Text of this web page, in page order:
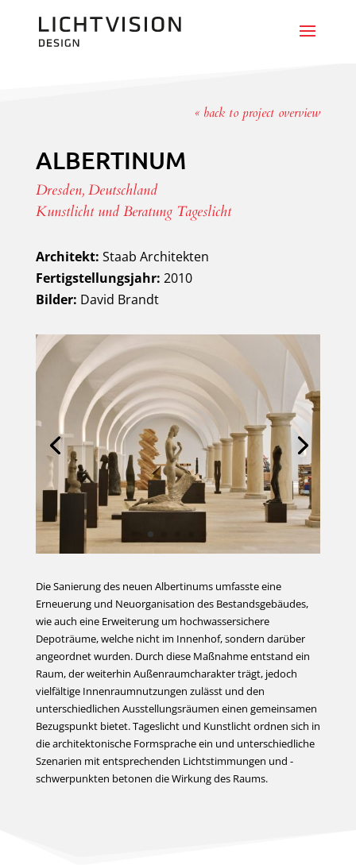
« back to project overview
ALBERTINUM
Dresden, Deutschland
Kunstlicht und Beratung Tageslicht
Architekt: Staab Architekten
Fertigstellungsjahr: 2010
Bilder: David Brandt
Die Sanierung des neuen Albertinums umfasste eine
Erneuerung und Neuorganisation des Bestandsgebäudes,
wie auch eine Erweiterung um hochwassersichere
Depoträume, welche nicht im Innenhof, sondern darüber
angeordnet wurden. Durch diese Maßnahme entstand ein
Raum, der weiterhin Außenraumcharakter trägt, jedoch
vielfältige Innenraumnutzungen zulässt und den
unterschiedlichen Ausstellungsräumen einen gemeinsamen
Bezugspunkt bietet. Tageslicht und Kunstlicht ordnen sich in
die architektonische Formsprache ein und unterschiedliche
Szenarien mit entsprechenden Lichtstimmungen und -
schwerpunkten betonen die Wirkung des Raums.